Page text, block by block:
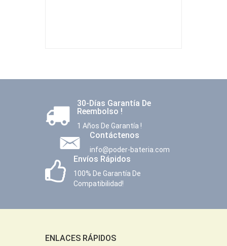
30-Días Garantía De
Reembolso !
1 Años De Garantía !
Contáctenos
info@poder-bateria.com
Envíos Rápidos
100% De Garantía De
Compatibilidad!
ENLACES RÁPIDOS